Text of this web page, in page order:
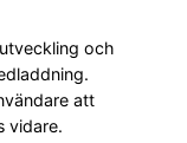
och
att
vidare.